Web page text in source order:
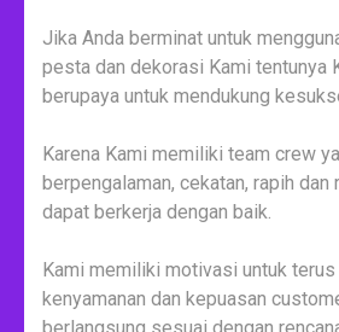
Jika Anda berminat untuk
pesta dan dekorasi Kami tentunya
berupaya untuk mendukung
Karena Kami memiliki team crew
berpengalaman, cekatan, rapih dan
dapat berkerja dengan baik.
Kami memiliki motivasi untuk terus
kenyamanan dan kepuasan
berlangsung sesuai dengan